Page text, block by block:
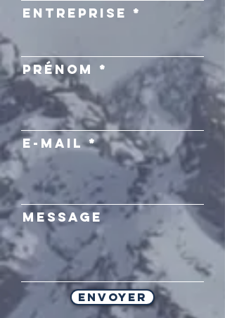
Entreprise
Prénom
E-mail
Message
Envoyer